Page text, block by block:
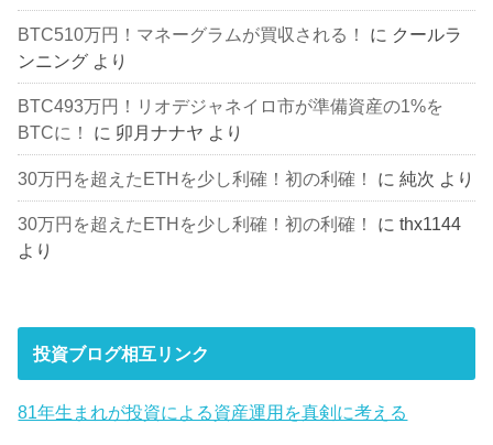
BTC510万円！マネーグラムが買収される！ に クールラ
ンニング より
BTC493万円！リオデジャネイロ市が準備資産の1%を
BTCに！
に 卯月ナナヤ より
30万円を超えたETHを少し利確！初の利確！ に純次 より
30万円を超えたETHを少し利確！初の利確！ にthx1144
より
投資ブログ相互リンク
81年生まれが投資による資産運用を真剣に考える